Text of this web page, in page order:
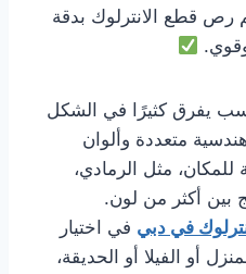
رص قطع الانترلوك بدقة
يفرق كثيرًا في الشكل
متعددة وألوان
مثل الرمادي،
بين أكثر من لون.
في دبي في اختيار
أو الفيلا أو الحديقة،